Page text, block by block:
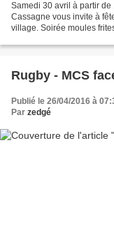
Samedi 30 avril à partir
Cassagne vous invite à
village. Soirée moules
Rugby - MCS
Publié le 26/04/2016 à
Par zedgé